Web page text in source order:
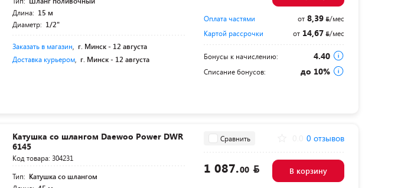
Длина: 15 м
Диаметр: 1/2"
Заказать в магазин, г. Минск - 12 августа
Доставка курьером, г. Минск - 12 августа
Оплата частями от8,39
/мес
Картой рассрочки
от14,67 /мес
Бонусы к начислению: 4.40
Списание бонусов: до 10%
Катушка со шлангом Daewoo Power DWR
6145
Код товара: 304231
Тип: Катушка со шлангом
Сравнить 0 отзывов
1 087.00 В корзину